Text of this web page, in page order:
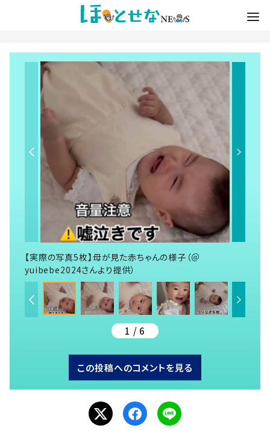
【実際の写真5枚】母が見た赤ちゃんの様子（＠
yuibebe2024さんより提供）
1 / 6
この投稿へのコメントを見る